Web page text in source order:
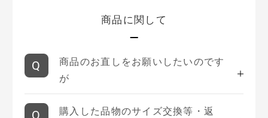
商品に関して
商品のお直しをお願いしたいのです
が
購入した品物のサイズ交換等・返